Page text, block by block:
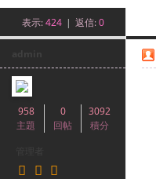
表示: 424 | 返信: 0
958
主題
0
回帖
3092
積分